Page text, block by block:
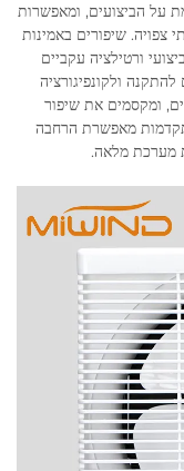
על הביצועים, ומאפשרות
צפויה. שיפורים באמינות
ורטילציה עקביים
ולקונפיגורציה
ומקסמים את שיפור
מאפשרת הרחבה
מערכת מלאה.